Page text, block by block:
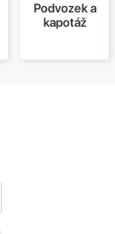
Podvozek a
kapotáž